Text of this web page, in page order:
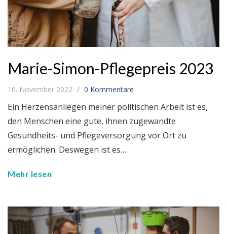
Marie-Simon-Pflegepreis 2023
16. November 2022 0 Kommentare
Ein Herzensanliegen meiner politischen Arbeit ist es,
den Menschen eine gute, ihnen zugewandte
Gesundheits- und Pflegeversorgung vor Ort zu
ermöglichen. Deswegen ist es…
Mehr lesen